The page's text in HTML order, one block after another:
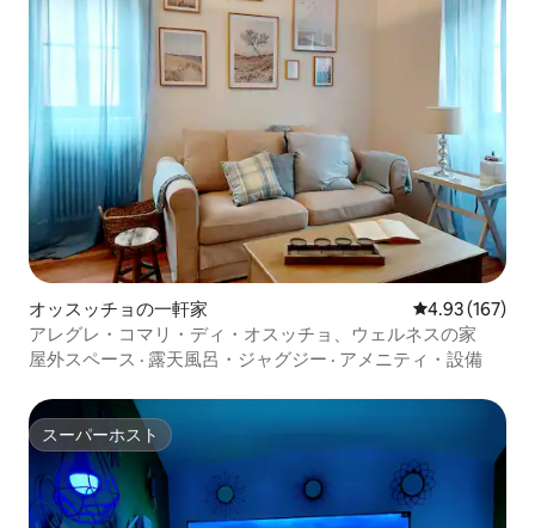
オッスッチョの一軒家 レビュー167
4.93 (167)
アレグレ・コマリ・ディ・オスッチョ、ウェルネスの家
屋外スペース · 露天風呂・ジャグジー · アメニティ・設備
スーパーホスト
スーパーホスト